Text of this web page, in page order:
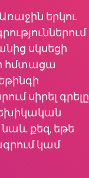
երկու
սկսեցի
հմտացա
սիրել գրելը
քեզ, եթե
կամ